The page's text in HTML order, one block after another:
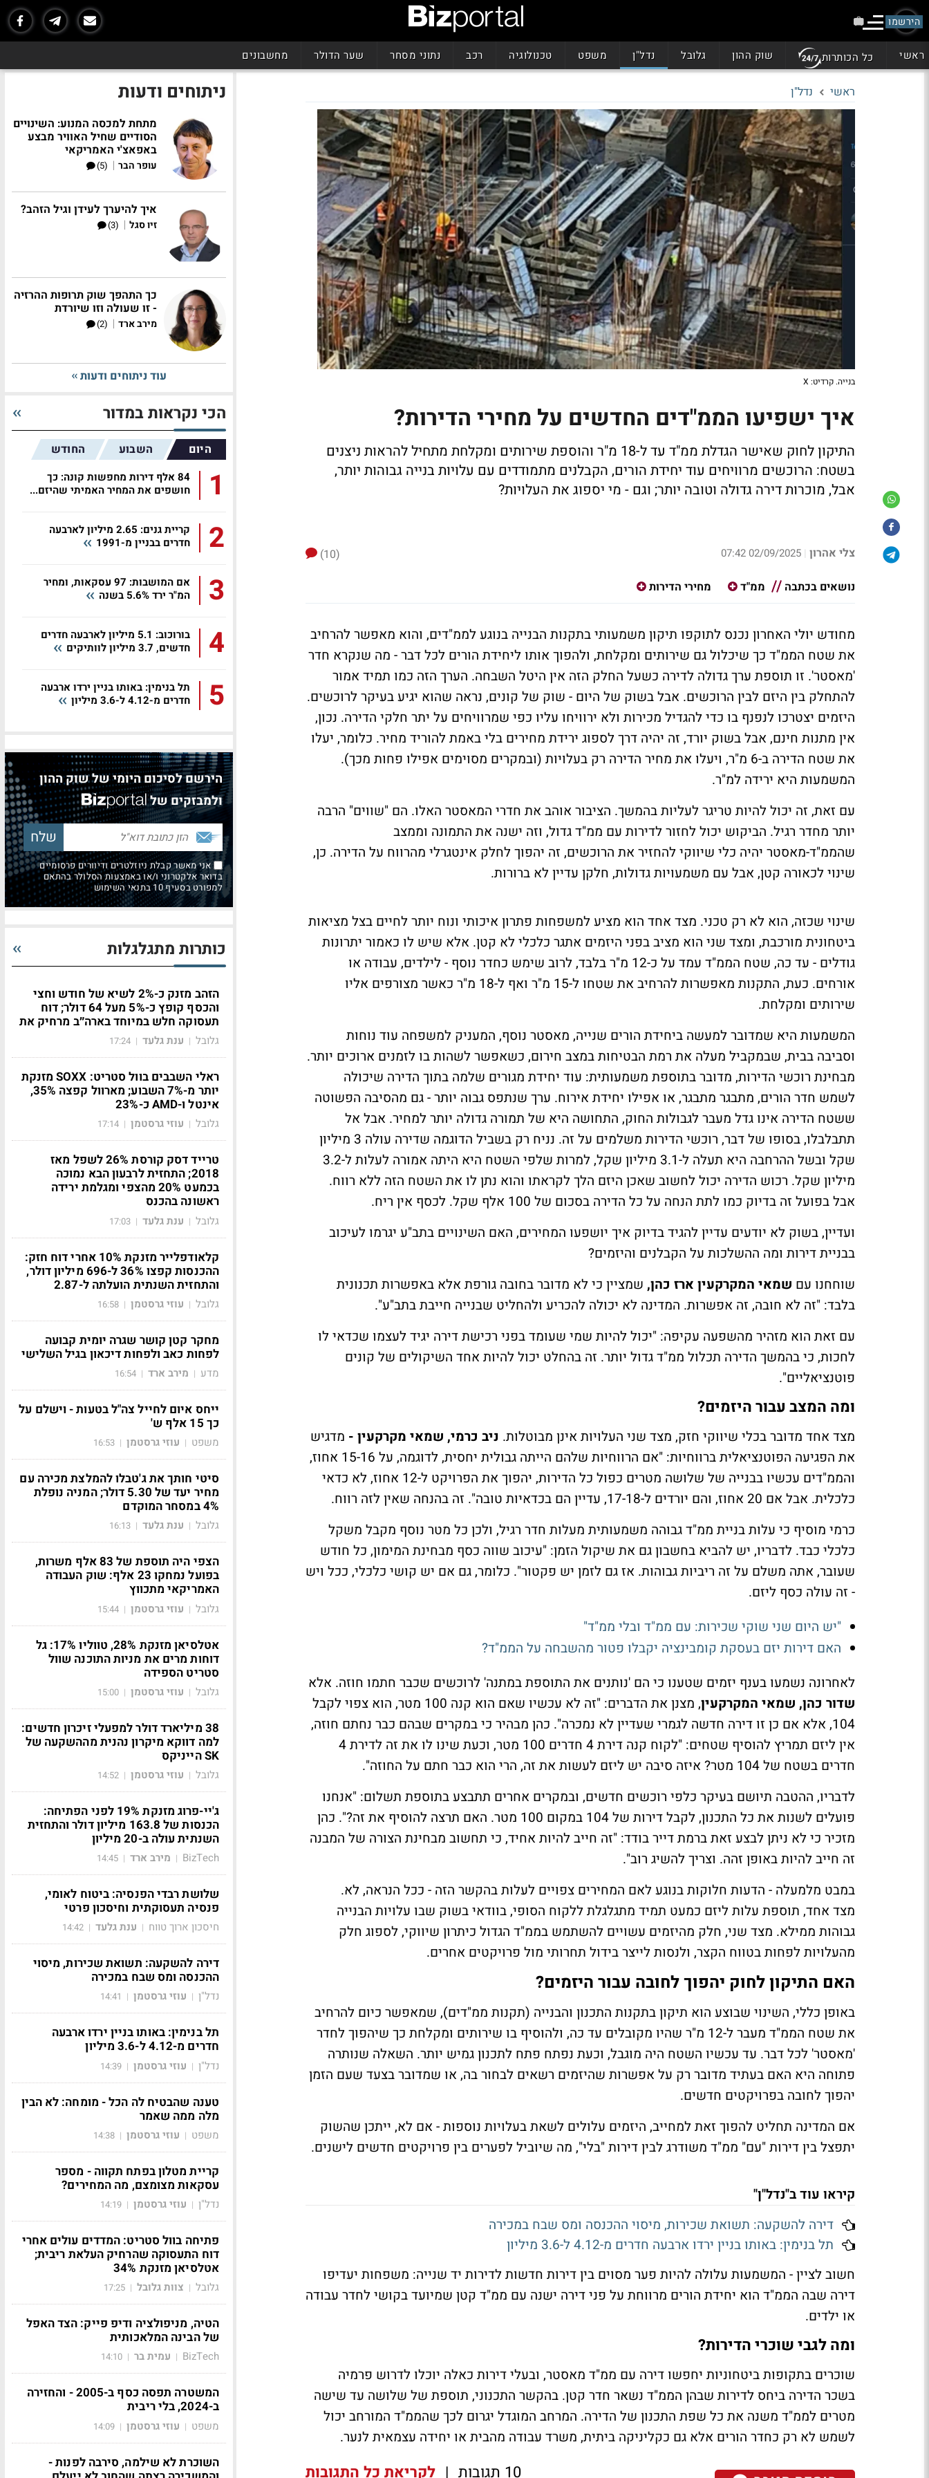
הירשמו
ראשי כל הכותרות שוק ההון גלובל נדל"ן משפט טכנולוגיה רכב נתוני מסחר שער הדולר מחשבונים
ראשי נדל"ן
בנייה. קרדיט: X
איך ישפיעו הממ"דים החדשים על מחירי הדירות?
התיקון לחוק שאישר הגדלת ממ"ד עד ל-18 מ"ר והוספת שירותים ומקלחת מתחיל להראות ניצנים
בשטח: הרוכשים מרוויחים עוד יחידת הורים, הקבלנים מתמודדים עם עלויות בנייה גבוהות יותר,
אבל, מוכרות דירה גדולה וטובה יותר; וגם - מי יספוג את העלויות?
צלי אהרון |
02/09/2025 07:42
(10)
נושאים בכתבה
ממ"ד מחירי הדירות
מחודש יולי האחרון נכנס לתוקפו תיקון משמעותי בתקנות הבנייה בנוגע לממ"דים, והוא מאפשר להרחיב
את שטח הממ"ד כך שיכלול גם שירותים ומקלחת, ולהפוך אותו ליחידת הורים לכל דבר - מה שנקרא חדר
'מאסטר'. זו תוספת ערך גדולה לדירה כשעל החלק הזה אין היטל השבחה. הערך הזה כמו תמיד אמור
להתחלק בין היזם לבין הרוכשים. אבל בשוק של היום - שוק של קונים, נראה שהוא יגיע בעיקר לרוכשים.
היזמים יצטרכו לנפנף בו כדי להגדיל מכירות ולא ירוויחו עליו כפי שמרוויחים על יתר חלקי הדירה. נכון,
אין מתנות חינם, אבל בשוק יורד, זה יהיה דרך לספוג ירידת מחירים בלי באמת להוריד מחיר. כלומר, יעלו
את שטח הדירה ב-6 מ"ר, ויעלו את מחיר הדירה רק בעלויות (ובמקרים מסוימים אפילו פחות מכך).
המשמעות היא ירידה למ"ר.
עם זאת, זה יכול להיות טריגר לעליות בהמשך. הציבור אוהב את חדרי המאסטר האלו. הם "שווים" הרבה
יותר מחדר רגיל. הביקוש יכול לחזור לדירות עם ממ"ד גדול, וזה ישנה את התמונה וממצב
שהממ"ד-מאסטר יהיה כלי שיווקי להחזיר את הרוכשים, זה יהפוך לחלק אינטגרלי מהרווח על הדירה. כן,
שינוי לכאורה קטן, אבל עם משמעויות גדולות, חלקן עדיין לא ברורות.
שינוי שכזה, הוא לא רק טכני. מצד אחד הוא מציע למשפחות פתרון איכותי ונוח יותר לחיים בצל מציאות
ביטחונית מורכבת, ומצד שני הוא מציב בפני היזמים אתגר כלכלי לא קטן. אלא שיש לו כאמור יתרונות
גודלים - עד כה, שטח הממ"ד עמד על כ-12 מ"ר בלבד, לרוב שימש כחדר נוסף - לילדים, עבודה או
אורחים. כעת, התקנות מאפשרות להרחיב את שטחו ל-15 מ"ר ואף ל-18 מ"ר כאשר מצורפים אליו
שירותים ומקלחת.
המשמעות היא שמדובר למעשה ביחידת הורים שנייה, מאסטר נוסף, המעניק למשפחה עוד נוחות
וסביבה בבית, שבמקביל מעלה את רמת הבטיחות במצב חירום, כשאפשר לשהות בו לזמנים ארוכים יותר.
מבחינת רוכשי הדירות, מדובר בתוספת משמעותית: עוד יחידת מגורים שלמה בתוך הדירה שיכולה
לשמש חדר הורים, מתבגר מתבגר, או אפילו יחידת אירוח. ערך שנתפס גבוה יותר - גם מהסיבה הפשוטה
ששטח הדירה אינו גדל מעבר לגבולות החוק, התחושה היא של תמורה גדולה יותר למחיר. אבל אל
תתבלבלו, בסופו של דבר, רוכשי הדירות משלמים על זה. נניח רק בשביל הדוגמה שדירה עולה 3 מיליון
שקל ובשל ההרחבה היא תעלה ל-3.1 מיליון שקל, למרות שלפי השטח היא היתה אמורה לעלות ל-3.2
מיליון שקל. רכוש הדירה יכול לחשוב שאכן היזם הלך לקראתו והוא נתן לו את השטח הזה ללא רווח.
אבל בפועל זה בדיוק כמו לתת הנחה על כל הדירה בסכום של 100 אלף שקל. לכסף אין ריח.
ועדיין, בשוק לא יודעים עדיין להגיד בדיוק איך יושפעו המחירים, האם השינויים בתב"ע יגרמו לעיכוב
בבניית דירות ומה ההשלכות על הקבלנים והיזמים?
שוחחנו עם שמאי המקרקעין ארז כהן, שמציין כי לא מדובר בחובה גורפת אלא באפשרות תכנונית
בלבד: "זה לא חובה, זה אפשרות. המדינה לא יכולה להכריע ולהחליט שבנייה חייבת בתב"ע".
עם זאת הוא מזהיר מהשפעה עקיפה: "יכול להיות שמי שעומד בפני רכישת דירה יגיד לעצמו שכדאי לו
לחכות, כי בהמשך הדירה תכלול ממ"ד גדול יותר. זה בהחלט יכול להיות אחד השיקולים של קונים
פוטנציאליים".
ומה המצב עבור היזמים?
מצד אחד מדובר בכלי שיווקי חזק, מצד שני העלויות אינן מבוטלות. ניב כרמי, שמאי מקרקעין - מדגיש
את הפגיעה הפוטנציאלית ברווחיות: "אם הרווחיות שלהם הייתה גבולית יחסית, לדוגמה, על 15-16 אחוז,
והממ"דים עכשיו בבנייה של שלושה מטרים כפול כל הדירות, יהפוך את הפרויקט ל-12 אחוז, לא כדאי
כלכלית. אבל אם 20 אחוז, והם יורדים ל-17-18, עדיין הם בכדאיות טובה". זה בהנחה שאין לזה רווח.
כרמי מוסיף כי עלות בניית ממ"ד גבוהה משמעותית מעלות חדר רגיל, ולכן כל מטר נוסף מקבל משקל
כלכלי כבד. לדבריו, יש להביא בחשבון גם את שיקול הזמן: "עיכוב שווה כסף מבחינת המימון, כל חודש
שעובר, אתה משלם על זה ריביות גבוהות. אז גם לזמן יש פקטור". כלומר, גם אם יש קושי כלכלי, ככל ויש
- זה עולה כסף ליזם.
"יש היום שני שוקי שכירות: עם ממ"ד ובלי ממ"ד"
האם דירות יזם בעסקת קומבינציה יקבלו פטור מהשבחה על הממ"ד?
לאחרונה נשמעו בענף יזמים שטענו כי הם 'נותנים את התוספת במתנה' לרוכשים שכבר חתמו חוזה. אלא
שדור כהן, שמאי המקרקעין
, מצנן את הדברים: "זה לא עכשיו שאם הוא קנה 100 מטר, הוא צפוי לקבל
104, אלא אם כן זו דירה חדשה לגמרי שעדיין לא נמכרה". כהן מבהיר כי במקרים שבהם כבר נחתם חוזה,
אין ליזם תמריץ להוסיף שטחים: "לקוח קנה דירת 4 חדרים 100 מטר, וכעת שינו לו את זה לדירת 4
חדרים בשטח של 104 מטר? איזה סיבה יש ליזם לעשות את זה, הרי הוא כבר חתם על החוזה".
לדבריו, ההטבה תיושם בעיקר כלפי רוכשים חדשים, ובמקרים אחרים תתבצע בתוספת תשלום: "אנחנו
פועלים לשנות את כל התכנון, לקבל דירות של 104 במקום 100 מטר. האם תרצה להוסיף את זה?". כהן
מזכיר כי לא ניתן לבצע זאת ברמת דייר בודד: "זה חייב להיות אחיד, כי תחשוב מבחינת הצורה של המבנה
זה חייב להיות באופן זהה. וצריך להשיג רוב".
במבט מלמעלה - הדעות חלוקות בנוגע לאם המחירים צפויים לעלות בהקשר הזה - ככל הנראה, לא.
מצד אחד, תוספת עלות ליזם כמעט תמיד מתגלגלת ללקוח הסופי, בוודאי בשוק שבו עלויות הבנייה
גבוהות ממילא. מצד שני, חלק מהיזמים עשויים להשתמש בממ"ד הגדול כיתרון שיווקי, לספוג חלק
מהעלויות לפחות בטווח הקצר, ולנסות לייצר בידול תחרותי מול פרויקטים אחרים.
האם התיקון לחוק יהפוך לחובה עבור היזמים?
באופן כללי, השינוי שבוצע הוא תיקון בתקנות התכנון והבנייה (תקנות ממ"דים), שמאפשר כיום להרחיב
את שטח הממ"ד מעבר ל-12 מ"ר שהיו מקובלים עד כה, ולהוסיף בו שירותים ומקלחת כך שיהפוך לחדר
'מאסטר' לכל דבר. עד עכשיו השטח היה מוגבל, וכעת נפתח פתח לתכנון גמיש יותר. השאלה שנותרה
פתוחה היא האם בעתיד מדובר רק על אפשרות שהיזמים רשאים לבחור בה, או שמדובר בצעד שעם הזמן
יהפוך לחובה בפרויקטים חדשים.
אם המדינה תחליט להפוך זאת למחייב, היזמים עלולים לשאת בעלויות נוספות - אם לא, ייתכן שהשוק
יתפצל בין דירות "עם" ממ"ד משודרג לבין דירות "בלי", מה שיוביל לפערים בין פרויקטים חדשים לישנים.
קיראו עוד ב"נדל"ן"
דירה להשקעה: תשואת שכירות, מיסוי ההכנסה ומס שבח במכירה
תל בנימין: באותו בניין ירדו ארבעה חדרים מ-4.12 ל-3.6 מיליון
חשוב לציין - המשמעות עלולה להיות פער מסוים בין דירות חדשות לדירות יד שנייה: משפחות יעדיפו
דירה שבה הממ"ד הוא יחידת הורים מרווחת על פני דירה ישנה עם ממ"ד קטן שמיועד בקושי לחדר עבודה
או ילדים.
ומה לגבי שוכרי הדירות?
שוכרים בתקופות ביטחוניות יחפשו דירה עם ממ"ד מאסטר, ובעלי דירות כאלה יוכלו לדרוש פרמיה
בשכר הדירה ביחס לדירות שבהן הממ"ד נשאר חדר קטן. בהקשר התכנוני, תוספת של שלושה עד שישה
מטרים לממ"ד משנה את כל שפת התכנון של הדירה. המרחב המוגדל יגרום לכך שהממ"ד המורחב יכול
לשמש לא רק כחדר הורים אלא גם כקליניקה ביתית, משרד עבודה מהבית או יחידה עצמאית לנער.
10 תגובות | לקריאת כל התגובות
ניתוחים ודעות
מתחת למכסה המנוע: השינויים
הסודיים שחיל האוויר מבצע
באפאצ'י האמריקאי
עופר הבר |
(5)
איך להיערך לעידן וגיל הזהב?
זיו סגל |
(3)
כך התהפך שוק תרופות ההרזיה
- זו שעולה וזו שיורדת
מירב ארד |
(2)
עוד ניתוחים ודעות
הכי נקראות במדור
היום השבוע החודש
1
84 אלף דירות מחפשות קונה: כך
חושפים את המחיר האמיתי שהיזם...
2
קריית גנים: 2.65 מיליון לארבעה
חדרים בבניין מ-1991
3
אם המושבות: 97 עסקאות, ומחיר
המ"ר ירד 5.6% בשנה
4
בורוכוב: 5.1 מיליון לארבעה חדרים
חדשים, 3.7 מיליון לוותיקים
5
תל בנימין: באותו בניין ירדו ארבעה
חדרים מ-4.12 ל-3.6 מיליון
הירשם לסיכום היומי של שוק ההון
ולמבזקים של
אני מאשר קבלת ניוזלטרים ודיוורים פרסומיים
בדואר אלקטרוני ו/או באמצעות הסלולר בהתאם
למפורט בסעיף 10 בתנאי השימוש
כותרות מתגלגלות
הזהב מזנק כ-2% לשיא של חודש וחצי
והכסף קופץ כ-5% מעל 64 דולר; דוח
תעסוקה חלש במיוחד בארה״ב מרחיק את
גלובל | ענת גלעד |
17:24
ראלי השבבים בוול סטריט: SOXX מזנקת
יותר מ-7% השבוע; מארוול קפצה 35%,
אינטל ו-AMD כ-23%
גלובל | עוזי גרסטמן |
17:14
טרייד דסק קורסת 26% לשפל מאז
2018; התחזית לרבעון הבא נמוכה
בכמעט 20% מהצפי ומגלמת ירידה
ראשונה בהכנס
גלובל | ענת גלעד |
17:03
קלאודפלייר מזנקת 10% אחרי דוח חזק:
ההכנסות קפצו 36% ל-696 מיליון דולר,
והתחזית השנתית הועלתה ל-2.87
גלובל | עוזי גרסטמן |
16:58
מחקר קטן קושר שגרה יומית קבועה
לפחות כאב ולפחות דיכאון בגיל השלישי
מדע | מירב ארד |
16:54
ייחס איום לחייל צה"ל בטעות - וישלם על
כך 15 אלף ש'
משפט | עוזי גרסטמן |
16:53
סיטי חותך את ג'טבלו להמלצת מכירה עם
מחיר יעד של 5.30 דולר; המניה נופלת
4% במסחר המוקדם
גלובל | ענת גלעד |
16:13
הצפי היה תוספת של 83 אלף משרות,
בפועל נמחקו 23 אלף: שוק העבודה
האמריקאי מתכווץ
גלובל | עוזי גרסטמן |
15:44
אטלסיאן מזנקת 28%, טווליו 17%: גל
דוחות מרים את מניות התוכנה שוול
סטריט הספידה
גלובל | עוזי גרסטמן |
15:00
38 מיליארד דולר למפעלי זיכרון חדשים:
למה דווקא מיקרון נהנית מההשקעה של
SK הייניקס
גלובל | עוזי גרסטמן |
14:52
ג'יי-פרוג מזנקת 19% לפני הפתיחה:
הכנסות של 163.8 מיליון דולר והתחזית
השנתית עולה ב-20 מיליון
BizTech
| מירב ארד |
14:45
שלושת רבדי הפנסיה: ביטוח לאומי,
פנסיה תעסוקתית וחיסכון פרטי
חיסכון ארוך טווח | ענת גלעד |
14:42
דירה להשקעה: תשואת שכירות, מיסוי
ההכנסה ומס שבח במכירה
נדל"ן | עוזי גרסטמן |
14:41
תל בנימין: באותו בניין ירדו ארבעה
חדרים מ-4.12 ל-3.6 מיליון
נדל"ן | עוזי גרסטמן |
14:39
טענה שהבטיח לה הכל - מומחה: לא הבין
מלה ממה שאמר
משפט | עוזי גרסטמן |
14:38
קריית מטלון בפתח תקווה - מספר
עסקאות מצומצם, מה המחירים?
נדל"ן | עוזי גרסטמן |
14:19
פתיחה בוול סטריט: המדדים עולים אחרי
דוח התעסוקה שהרחיק העלאת ריבית;
אטלסיאן מזנקת 34%
גלובל | צוות גלובל |
17:25
הטיה, מניפולציה ודיפ פייק: הצד האפל
של הבינה המלאכותית
BizTech
| עמית בר |
14:10
המשטרה תפסה כסף ב-2005 - והחזירה
ב-2024, בלי ריבית
משפט | עוזי גרסטמן |
14:09
השוכרת לא שילמה, סירבה לפנות -